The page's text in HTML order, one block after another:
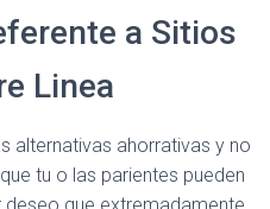
a Sitios
Linea
alternativas ahorrativas y no
tu o las parientes pueden